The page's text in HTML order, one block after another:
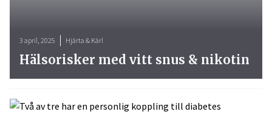
3 april, 2025 Hjärta & Kärl
Hälsorisker med vitt snus & nikotin